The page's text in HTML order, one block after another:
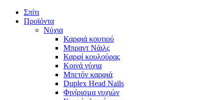
Σπίτι
Προϊόντα
Νύχια
Καρφιά κουτιού
Μπραντ Νάιλς
Καρφί κουλούρας
Κοινά νύχια
Μπετόν καρφιά
Duplex Head Nails
Φινίρισμα νυχιών